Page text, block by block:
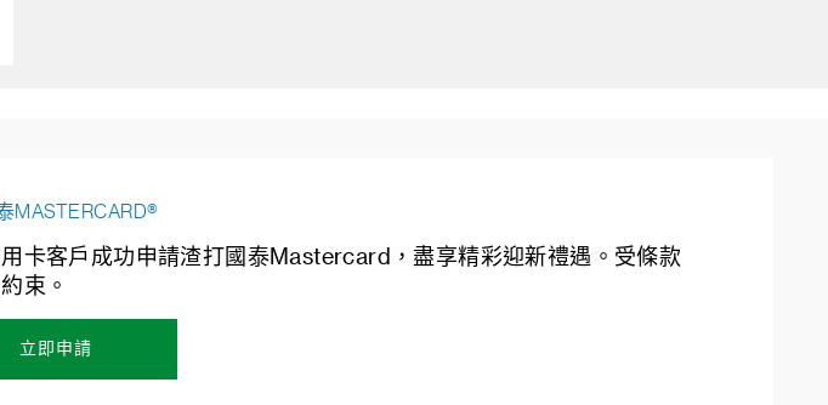
MASTERCARD®
卡客戶成功申請渣打國泰Mastercard，盡享精彩迎新禮遇。受條款
束。
立即申請